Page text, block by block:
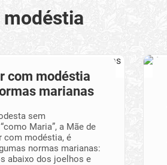
modéstia
com modéstia
marianas
sem
Maria”, a Mãe de
com modéstia, é
normas marianas:
abaixo dos joelhos e